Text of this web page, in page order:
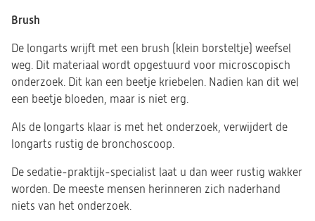
Brush
De longarts wrijft met een brush (klein borsteltje) weefsel
weg. Dit materiaal wordt opgestuurd voor microscopisch
onderzoek. Dit kan een beetje kriebelen. Nadien kan dit wel
een beetje bloeden, maar is niet erg.
Als de longarts klaar is met het onderzoek, verwijdert de
longarts rustig de bronchoscoop.
De sedatie-praktijk-specialist laat u dan weer rustig wakker
worden. De meeste mensen herinneren zich naderhand
niets van het onderzoek.